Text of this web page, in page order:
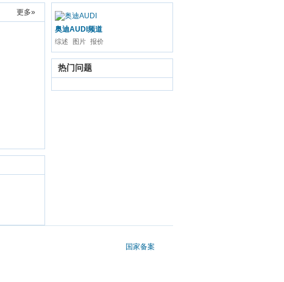
更多»
奥迪AUDI频道
综述 图片 报价
热门问题
国家备案